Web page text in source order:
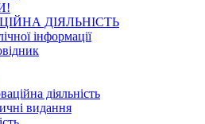
ДІЯЛЬНІСТЬ
інформації
діяльність
видання